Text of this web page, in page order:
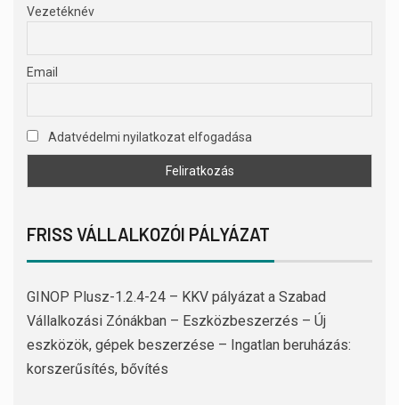
Vezetéknév
Email
Adatvédelmi nyilatkozat elfogadása
FRISS VÁLLALKOZÓI PÁLYÁZAT
GINOP Plusz-1.2.4-24 – KKV pályázat a Szabad
Vállalkozási Zónákban – Eszközbeszerzés – Új
eszközök, gépek beszerzése – Ingatlan beruházás:
korszerűsítés, bővítés